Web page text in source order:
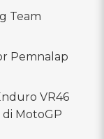
Team
Pemnalap
VR46
MotoGP